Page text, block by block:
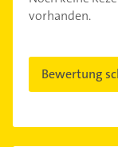
vorhanden.
Bewertung